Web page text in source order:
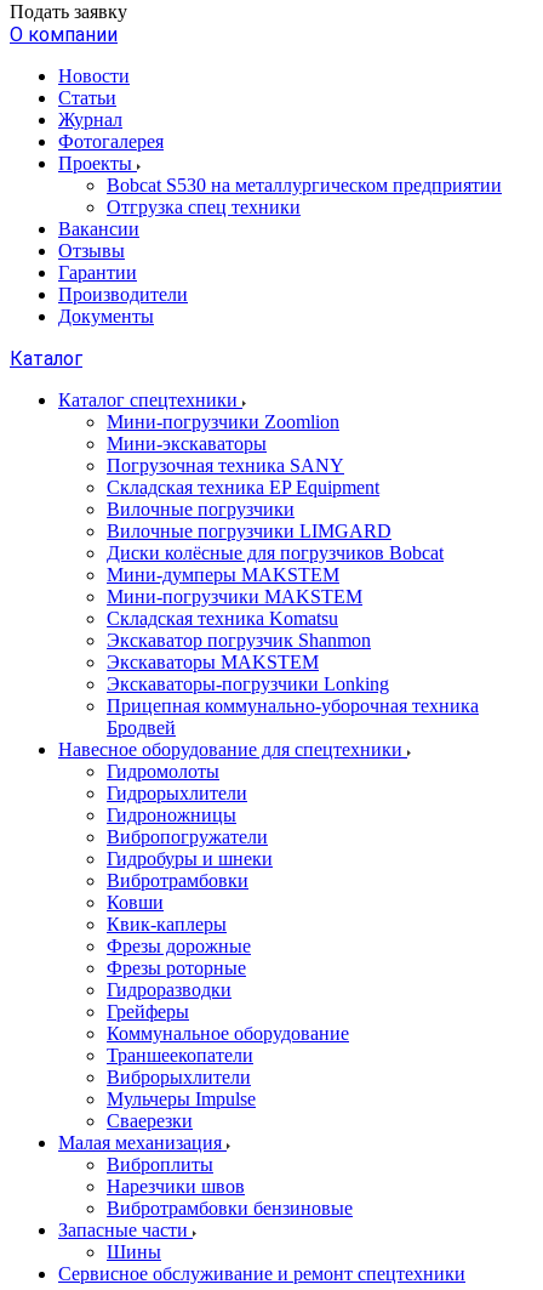
Подать заявку
О компании
Новости
Статьи
Журнал
Фотогалерея
Проекты
Bobcat S530 на металлургическом предприятии
Отгрузка спец техники
Вакансии
Отзывы
Гарантии
Производители
Документы
Каталог
Каталог спецтехники
Мини-погрузчики Zoomlion
Мини-экскаваторы
Погрузочная техника SANY
Складская техника EP Equipment
Вилочные погрузчики
Вилочные погрузчики LIMGARD
Диски колёсные для погрузчиков Bobcat
Мини-думперы MAKSTEM
Мини-погрузчики MAKSTEM
Складская техника Komatsu
Экскаватор погрузчик Shanmon
Экскаваторы MAKSTEM
Экскаваторы-погрузчики Lonking
Прицепная коммунально-уборочная техника
Бродвей
Навесное оборудование для спецтехники
Гидромолоты
Гидрорыхлители
Гидроножницы
Вибропогружатели
Гидробуры и шнеки
Вибротрамбовки
Ковши
Квик-каплеры
Фрезы дорожные
Фрезы роторные
Гидроразводки
Грейферы
Коммунальное оборудование
Траншеекопатели
Виброрыхлители
Мульчеры Impulse
Сваерезки
Малая механизация
Виброплиты
Нарезчики швов
Вибротрамбовки бензиновые
Запасные части
Шины
Сервисное обслуживание и ремонт спецтехники